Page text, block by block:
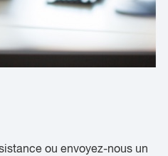
ou envoyez-nous un